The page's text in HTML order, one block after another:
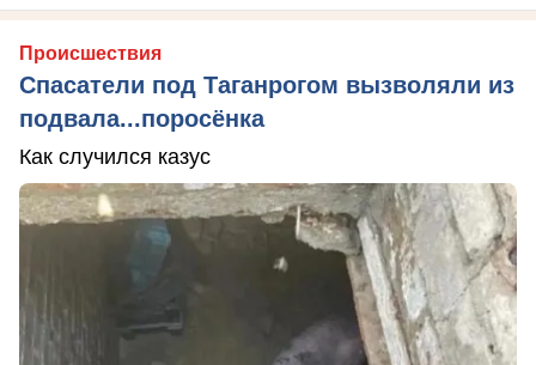
Происшествия
Спасатели под Таганрогом вызволяли из
подвала...поросёнка
Как случился казус